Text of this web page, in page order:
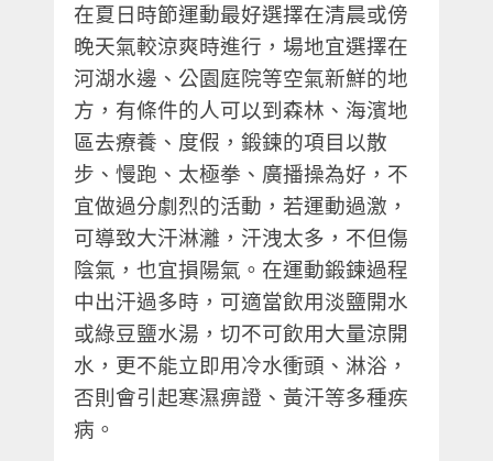
在夏日時節運動最好選擇在清晨或傍
晚天氣較涼爽時進行，場地宜選擇在
河湖水邊、公園庭院等空氣新鮮的地
方，有條件的人可以到森林、海濱地
區去療養、度假，鍛鍊的項目以散
步、慢跑、太極拳、廣播操為好，不
宜做過分劇烈的活動，若運動過激，
可導致大汗淋灕，汗洩太多，不但傷
陰氣，也宜損陽氣。在運動鍛鍊過程
中出汗過多時，可適當飲用淡鹽開水
或綠豆鹽水湯，切不可飲用大量涼開
水，更不能立即用冷水衝頭、淋浴，
否則會引起寒濕痹證、黃汗等多種疾
病。